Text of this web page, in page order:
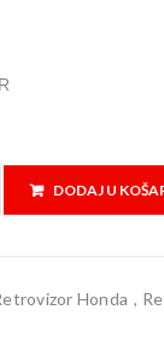
DODAJ U
Honda ,